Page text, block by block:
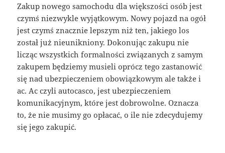
Zakup nowego samochodu dla większości osób jest
czymś niezwykle wyjątkowym. Nowy pojazd na ogół
jest czymś znacznie lepszym niż ten, jakiego los
został już nieunikniony. Dokonując zakupu nie
licząc wszystkich formalności związanych z samym
zakupem będziemy musieli oprócz tego zastanowić
się nad ubezpieczeniem obowiązkowym ale także i
ac. Ac czyli autocasco, jest ubezpieczeniem
komunikacyjnym, które jest dobrowolne. Oznacza
to, że nie musimy go opłacać, o ile nie zdecydujemy
się jego zakupić.